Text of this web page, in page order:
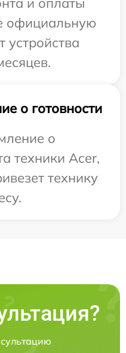
официальную
устройства
о готовности
о
техники Acer,
технику